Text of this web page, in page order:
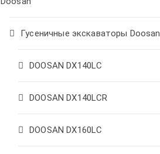
Гусеничные экскаваторы Doosan
DOOSAN DX140LC
DOOSAN DX140LCR
DOOSAN DX160LC